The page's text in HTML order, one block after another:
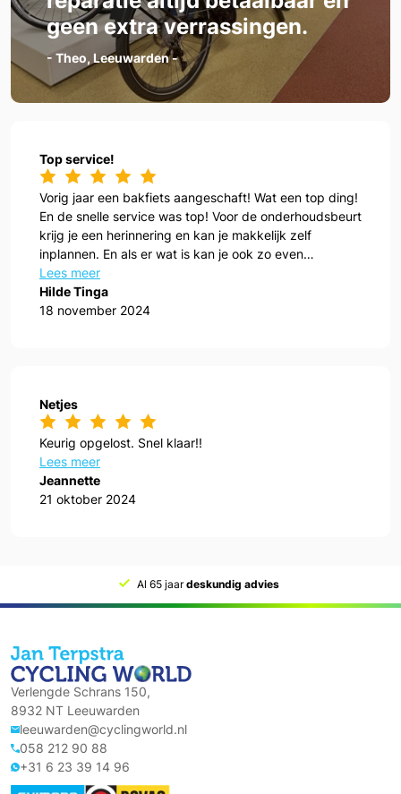
geen extra verrassingen.
- Theo, Leeuwarden -
Top service!
Vorig jaar een bakfiets aangeschaft! Wat een top ding!
En de snelle service was top! Voor de onderhoudsbeurt
krijg je een herinnering en kan je makkelijk zelf
inplannen. En als er wat is kan je ook zo even
aanwippen!
Lees meer
Hilde Tinga
18 november 2024
Netjes
Keurig opgelost. Snel klaar!!
Lees meer
Jeannette
21 oktober 2024
Al 65 jaardeskundig advies
Verlengde Schrans 150,
8932 NT Leeuwarden
leeuwarden@cyclingworld.nl
058 212 90 88
+31 6 23 39 14 96